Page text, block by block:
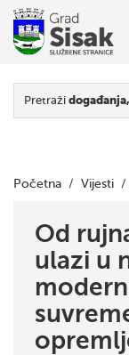
Pretraži
Početna / Vijesti /
modernu i
Od
ulazi u